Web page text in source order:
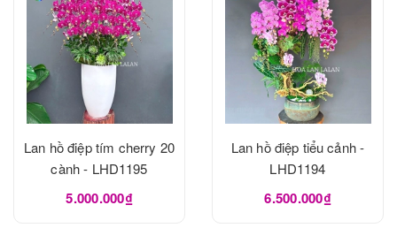
Lan hồ điệp tím cherry 20
cành - LHD1195
5.000.000₫
Lan hồ điệp tiểu cảnh -
LHD1194
6.500.000₫